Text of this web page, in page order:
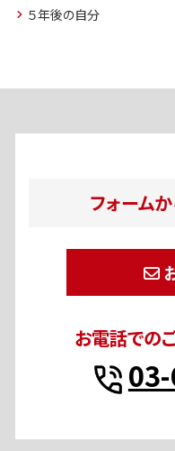
５年後の自分
フォーム
お電話での